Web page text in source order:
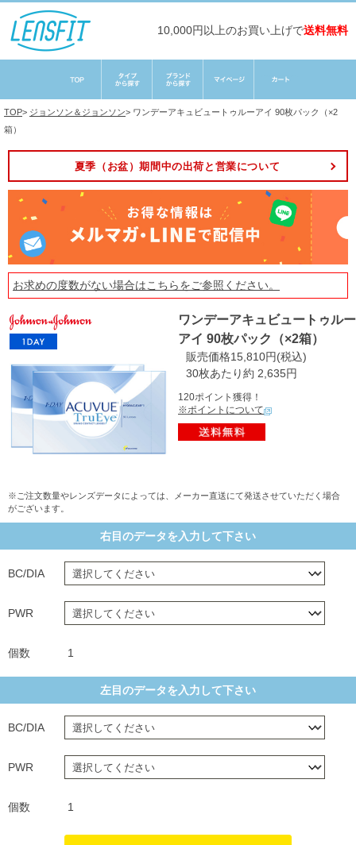
10,000円以上のお買い上げで送料無料
TOP> ジョンソン＆ジョンソン> ワンデーアキュビュートゥルーアイ 90枚パック（×2
箱）
夏季（お盆）期間中の出荷と営業について
お求めの度数がない場合はこちらをご参照ください。
ワンデーアキュビュートゥルー
アイ 90枚パック（×2箱）
販売価格15,810円(税込)
30枚あたり約 2,635円
120ポイント獲得！
※ポイントについて
※ご注文数量やレンズデータによっては、メーカー直送にて発送させていただく場合
がございます。
右目のデータを入力して下さい
BC/DIA
PWR
個数 1
左目のデータを入力して下さい
BC/DIA
PWR
個数 1